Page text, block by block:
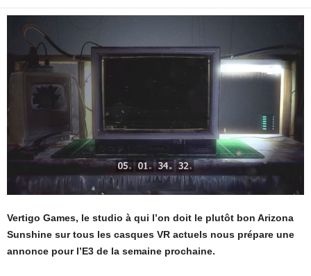
Vertigo Games, le studio à qui l’on doit le plutôt bon Arizona
Sunshine sur tous les casques VR actuels nous prépare une
annonce pour l’E3 de la semaine prochaine.